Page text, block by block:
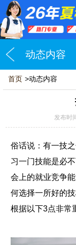
动态内容
首页 >动态内容
发布时
俗话说：有一技
习一门技能是必
会上的就业竞争
何选择一所好的
根据以下3点非常